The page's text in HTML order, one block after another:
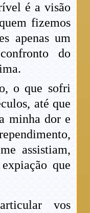
é a visão
fizemos
apenas um
do
o que sofri
até que
minha dor e
assistiam,
que
vos